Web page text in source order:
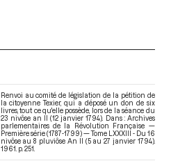
Renvoi au comité de législation de la pétition de
la citoyenne Texier, qui a déposé un don de six
livres, tout ce qu'elle possède, lors de la séance du
23 nivôse an II (12 janvier 1794). Dans : Archives
parlementaires de la Révolution Française —
Première série (1787-1799) — Tome LXXXIII - Du 16
nivôse au 8 pluviôse An II (5 au 27 janvier 1794).
1961. p. 251.